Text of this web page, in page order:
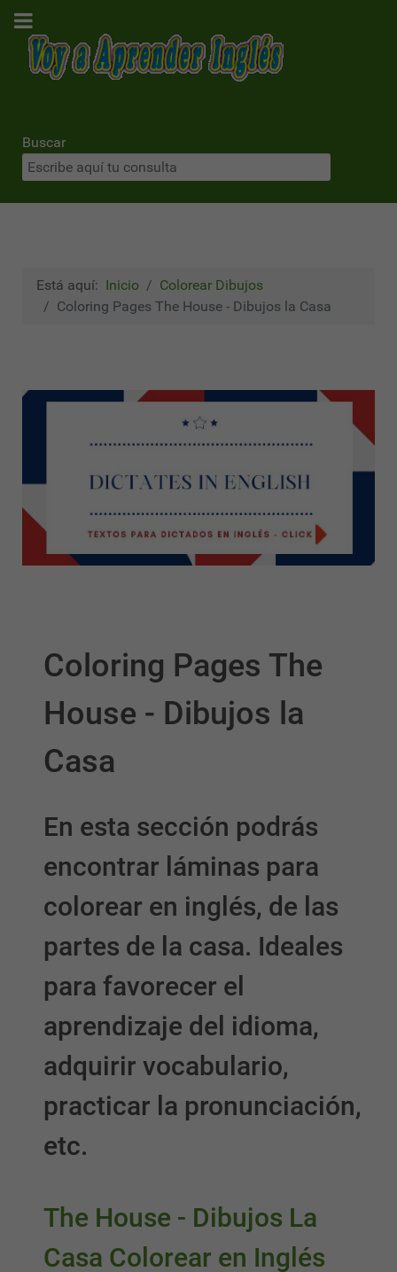
Buscar
Está aquí: Inicio
Colorear Dibujos
Coloring Pages The House - Dibujos la Casa
Coloring Pages The
House - Dibujos la
Casa
En esta sección podrás
encontrar láminas para
colorear en inglés, de las
partes de la casa. Ideales
para favorecer el
aprendizaje del idioma,
adquirir vocabulario,
practicar la pronunciación,
etc.
The House - Dibujos La
Casa Colorear en Inglés